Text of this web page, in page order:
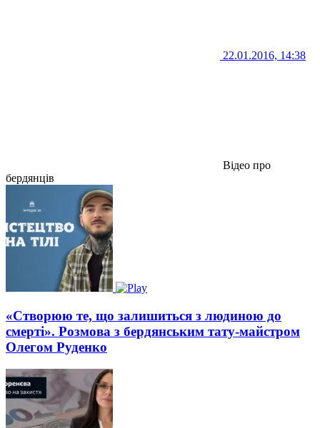
22.01.2016, 14:38
Відео про
бердянців
«Створюю те, що залишиться з людиною до
смерті». Розмова з бердянським тату-майстром
Олегом Руденко